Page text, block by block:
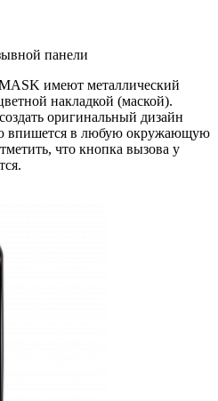
панели
имеют металлический
накладкой (маской).
оригинальный дизайн
впишется в любую окружающую
что кнопка вызова у